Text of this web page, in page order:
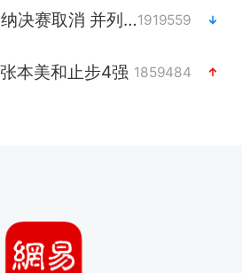
国足U17与阿森纳决赛取消 并列冠军1919559
本美和止步4强 1859484